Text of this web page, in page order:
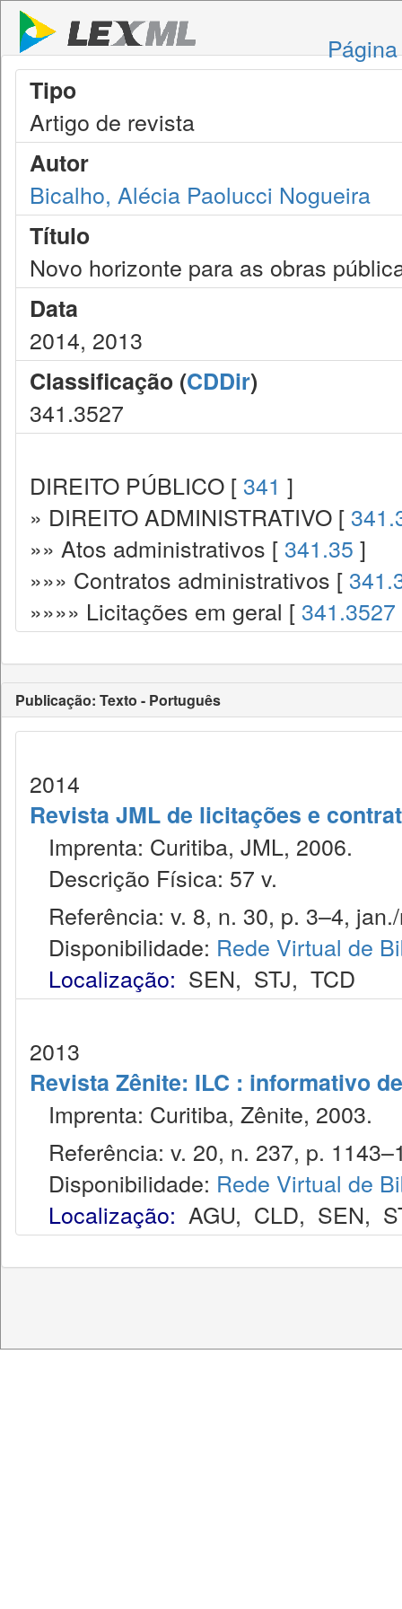
Tipo
Artigo de revista
Autor
Bicalho, Alécia Paolucci Nogueira
Título
Novo horizonte para as obras
Data
2014, 2013
Classificação (CDDir)
341.3527
DIREITO PÚBLICO [ 341 ]
» DIREITO ADMINISTRATIVO [
»» Atos administrativos [ 341.35 ]
»»» Contratos administrativos [
»»»» Licitações em geral [ 341.3527
Publicação: Texto - Português
2014
Revista JML de licitações e
Imprenta: Curitiba, JML, 2006.
Descrição Física: 57 v.
Referência: v. 8, n. 30, p. 3–4,
Disponibilidade: Rede Virtual de
Localização: SEN, STJ, TCD
2013
Revista Zênite: ILC : informativo
Imprenta: Curitiba, Zênite, 2003.
Referência: v. 20, n. 237, p.
Disponibilidade: Rede Virtual de
Localização: AGU, CLD, SEN,